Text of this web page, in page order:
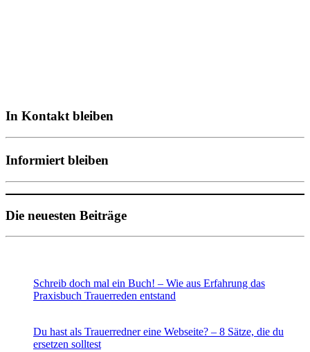
In Kontakt bleiben
Informiert bleiben
Die neuesten Beiträge
Schreib doch mal ein Buch! – Wie aus Erfahrung das
Praxisbuch Trauerreden entstand
Du hast als Trauerredner eine Webseite? – 8 Sätze, die du
ersetzen solltest